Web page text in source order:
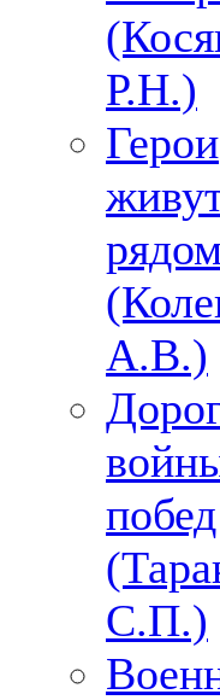
Р.Н.)
Герои
А.В.)
побед
С.П.)